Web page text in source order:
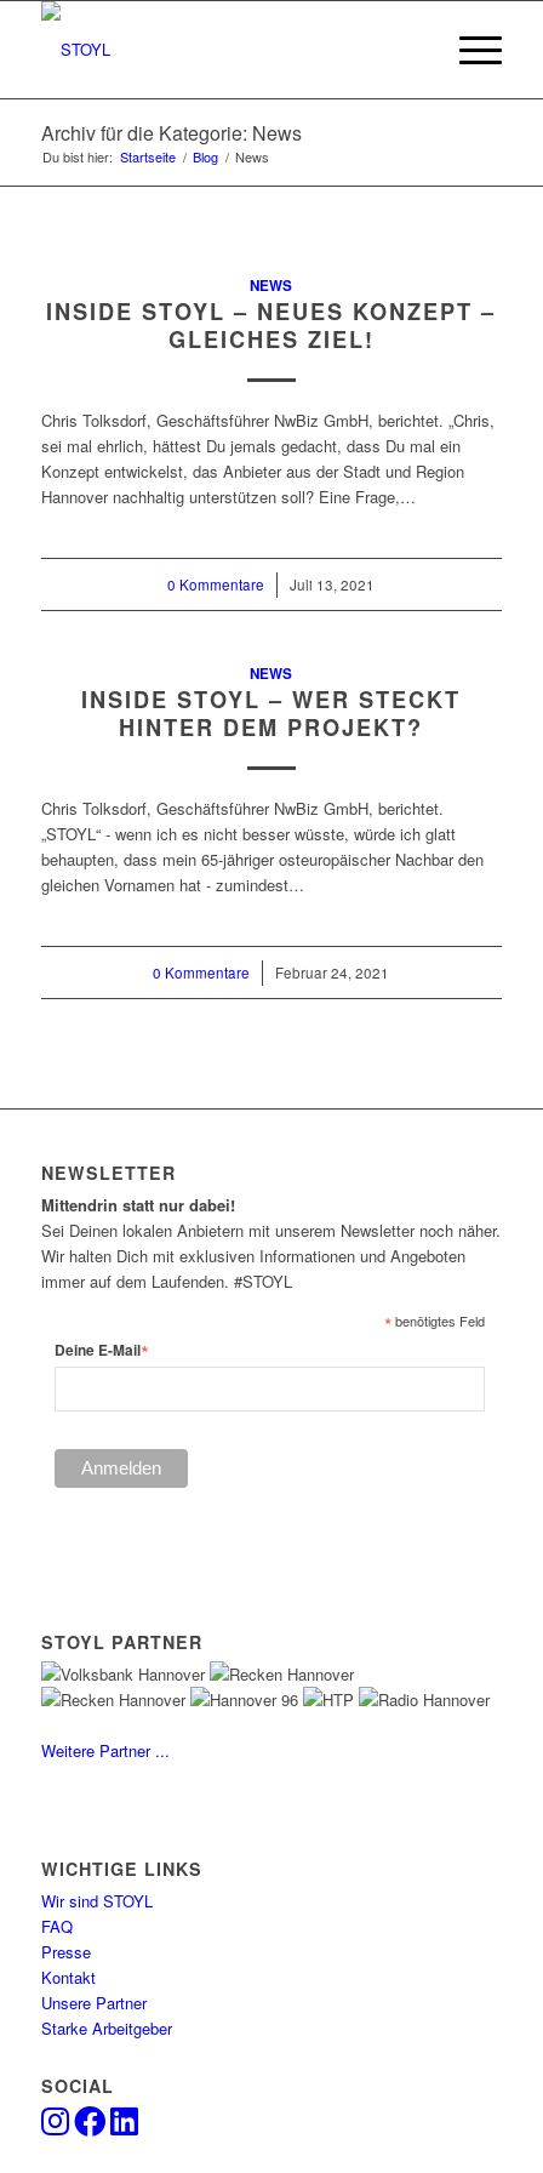
Archiv für die Kategorie: News
Du bist hier: Startseite / Blog / News
NEWS
INSIDE STOYL – NEUES KONZEPT –
GLEICHES ZIEL!
Chris Tolksdorf, Geschäftsführer NwBiz GmbH, berichtet. „Chris,
sei mal ehrlich, hättest Du jemals gedacht, dass Du mal ein
Konzept entwickelst, das Anbieter aus der Stadt und Region
Hannover nachhaltig unterstützen soll? Eine Frage,…
0 Kommentare
/ Juli 13, 2021
NEWS
INSIDE STOYL – WER STECKT
HINTER DEM PROJEKT?
Chris Tolksdorf, Geschäftsführer NwBiz GmbH, berichtet.
„STOYL“ - wenn ich es nicht besser wüsste, würde ich glatt
behaupten, dass mein 65-jähriger osteuropäischer Nachbar den
gleichen Vornamen hat - zumindest…
0 Kommentare
/ Februar 24, 2021
NEWSLETTER
Mittendrin statt nur dabei!
Sei Deinen lokalen Anbietern mit unserem Newsletter noch näher.
Wir halten Dich mit exklusiven Informationen und Angeboten
immer auf dem Laufenden. #STOYL
*benötigtes Feld
Deine E-Mail*
STOYL PARTNER
Weitere Partner ...
WICHTIGE LINKS
Wir sind STOYL
FAQ
Presse
Kontakt
Unsere Partner
Starke Arbeitgeber
SOCIAL